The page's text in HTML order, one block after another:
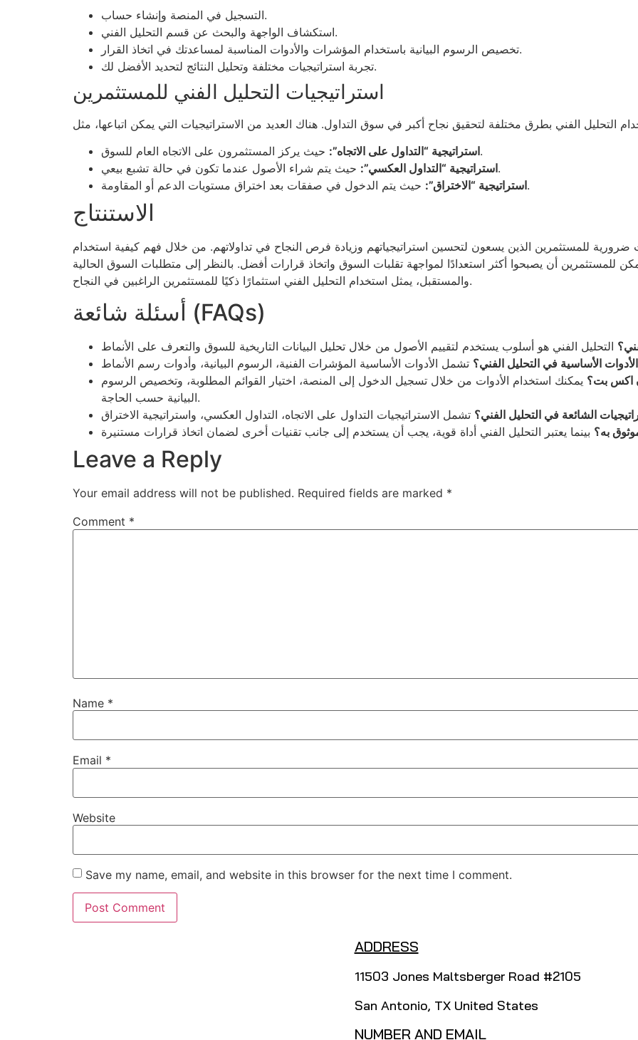
التسجيل في المنصة وإنشاء حساب.
استكشاف الواجهة والبحث عن قسم التحليل الفني.
تخصيص الرسوم البيانية باستخدام المؤشرات والأدوات المناسبة لمساعدتك في اتخاذ القرار.
تجربة استراتيجيات مختلفة وتحليل النتائج لتحديد الأفضل لك.
استراتيجيات التحليل الفني للمستثمرين
استراتيجية “التداول على الاتجاه”:حيث يركز المستثمرون على الاتجاه العام للسوق.
استراتيجية “التداول العكسي”:حيث يتم شراء الأصول عندما تكون في حالة تشبع بيعي.
استراتيجية “الاختراق”:حيث يتم الدخول في صفقات بعد اختراق مستويات الدعم أو المقاومة.
الاستنتاج
ضرورية للمستثمرين الذين يسعون لتحسين استراتيجياتهم وزيادة فرص النجاح في تداولاتهم. من خلال فهم كيفية استخدام
للمستثمرين أن يصبحوا أكثر استعدادًا لمواجهة تقلبات السوق واتخاذ قرارات أفضل. بالنظر إلى متطلبات السوق الحالية
والمستقبل، يمثل استخدام التحليل الفني استثمارًا ذكيًا للمستثمرين الراغبين في النجاح.
أسئلة شائعة (FAQs)
الأساسية في التحليل الفني؟
اكس بت؟ يمكنك استخدام الأدوات من خلال تسجيل الدخول إلى المنصة، اختيار القوائم المطلوبة، وتخصيص الرسوم
البيانية حسب الحاجة.
الشائعة في التحليل الفني؟
به؟
Leave a Reply
Your email address will not be published. Required fields are marked *
Comment *
Name *
Email *
Website
Save my name, email, and website in this browser for the next time I comment.
ADDRESS
11503 Jones Maltsberger Road #2105
San Antonio, TX United States
NUMBER AND EMAIL